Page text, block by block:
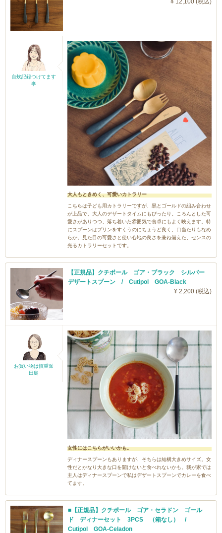
¥ 12,100 (税込)
自炊記録つけてます
李
大人もときめく、可愛いカトラリー
こちらは子ども用カトラリーですが、黒とゴールドの組み合わせ
が上品で、大人のデザートタイムにもぴったり。ころんとした可
愛さがありつつ、落ち着いた雰囲気で食卓にもよく映えます。特
にスプーンはプリンをすくうのにちょうど良く、口当たりもなめ
らか。見た目の可愛さと使い心地の良さを兼ね備えた、センスの
光るカトラリーセットです。
【正規品】クチポール ゴア・ブラック シルバー
デザートスプーン / Cutipol GOA-Black
¥ 2,200 (税込)
お買い物は慎重派
田島
女性にはこちらがいいかも。
ディナースプーンもありますが、そちらは結構大きめサイズ。女
性だとかなり大きな口を開けないと食べれないかも。我が家では
主人はディナースプーンで私はデザートスプーンでカレーを食べ
てます。
■【正規品】クチポール ゴア・セラドン ゴール
ド ディナーセット 3PCS （箱なし） /
Cutipol GOA-Celadon